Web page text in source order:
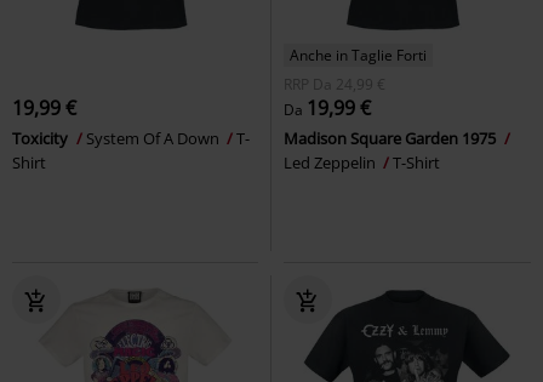
19,99 €
Toxicity System Of A Down
T-
Shirt
Anche in Taglie Forti
RRP
Da 24,99 €
Da 19,99 €
Madison Square Garden 1975
Led Zeppelin
T-Shirt